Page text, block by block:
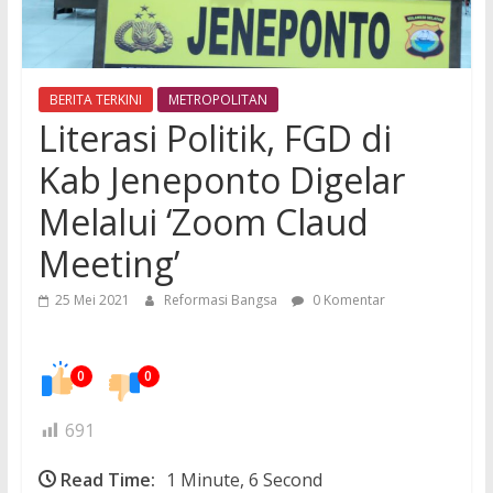
BERITA TERKINI METROPOLITAN
Literasi Politik, FGD di
Kab Jeneponto Digelar
Melalui ‘Zoom Claud
Meeting’
25 Mei 2021 Reformasi Bangsa 0 Komentar
0 0
691
Read Time: 1 Minute, 6 Second